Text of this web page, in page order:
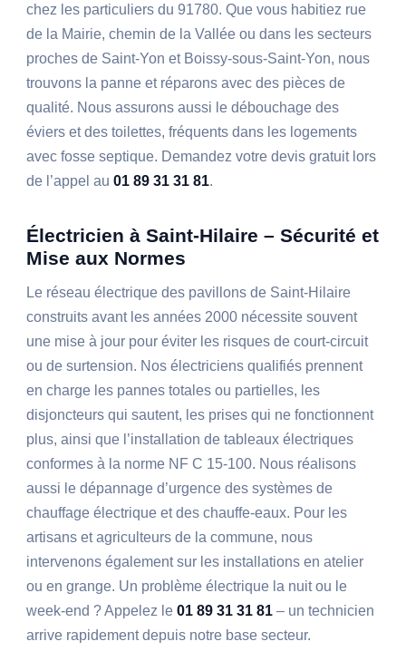
chez les particuliers du 91780. Que vous habitiez rue
de la Mairie, chemin de la Vallée ou dans les secteurs
proches de Saint-Yon et Boissy-sous-Saint-Yon, nous
trouvons la panne et réparons avec des pièces de
qualité. Nous assurons aussi le débouchage des
éviers et des toilettes, fréquents dans les logements
avec fosse septique. Demandez votre devis gratuit lors
de l’appel au01 89 31 31 81.
Électricien à Saint-Hilaire – Sécurité et
Mise aux Normes
Le réseau électrique des pavillons de Saint-Hilaire
construits avant les années 2000 nécessite souvent
une mise à jour pour éviter les risques de court-circuit
ou de surtension. Nos électriciens qualifiés prennent
en charge les pannes totales ou partielles, les
disjoncteurs qui sautent, les prises qui ne fonctionnent
plus, ainsi que l’installation de tableaux électriques
conformes à la norme NF C 15-100. Nous réalisons
aussi le dépannage d’urgence des systèmes de
chauffage électrique et des chauffe-eaux. Pour les
artisans et agriculteurs de la commune, nous
intervenons également sur les installations en atelier
ou en grange. Un problème électrique la nuit ou le
week-end ? Appelez le01 89 31 31 81 – un technicien
arrive rapidement depuis notre base secteur.